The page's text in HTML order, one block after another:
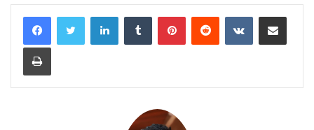
LinkedInTumblr PinterestReddit VKontakteShare via Email
Print